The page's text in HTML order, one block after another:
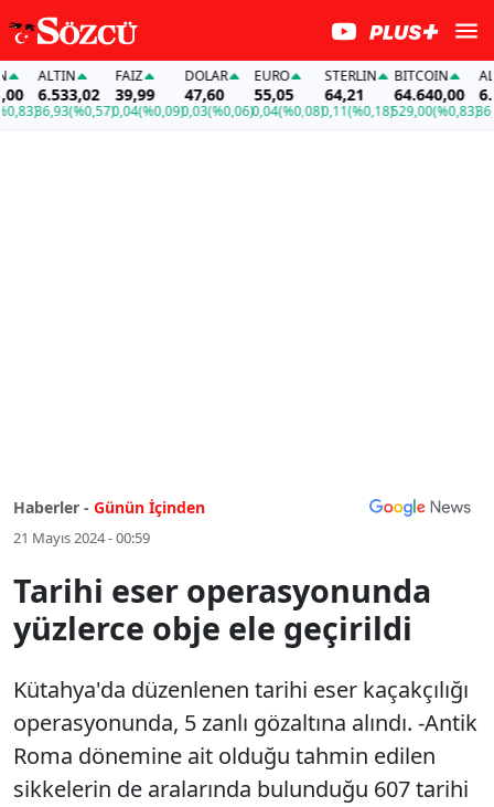
ALTIN
6.533,02
36,93(%0,57)
FAİZ
39,99
0,04(%0,09)
DOLAR
47,60
0,03(%0,06)
EURO
55,05
0,04(%0,08)
STERLIN
64,21
0,11(%0,18)
BITCOIN
64.640,00
529,00(%0,83)36,93
Haberler - Günün İçinden
21 Mayıs 2024 - 00:59
Tarihi eser operasyonunda
yüzlerce obje ele geçirildi
Kütahya'da düzenlenen tarihi eser kaçakçılığı
operasyonunda, 5 zanlı gözaltına alındı. -Antik
Roma dönemine ait olduğu tahmin edilen
sikkelerin de aralarında bulunduğu 607 tarihi